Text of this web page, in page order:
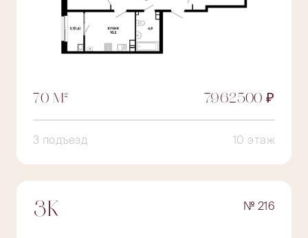
70 М² 7962500 ₽
3 подъезд 10 этаж
3К № 216